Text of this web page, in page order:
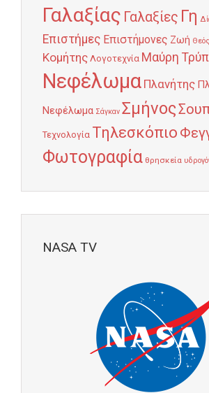
Γαλαξίας Γαλαξίες Γη
Επιστήμες Επιστήμονες Ζωή Θεός
Κομήτης Λογοτεχνία Μαύρη
Νεφέλωμα Πλανήτης
Νεφέλωμα Σάγκαν Σμήνος
Τεχνολογία Τηλεσκόπιο
Φωτογραφία θρησκεία
NASA TV